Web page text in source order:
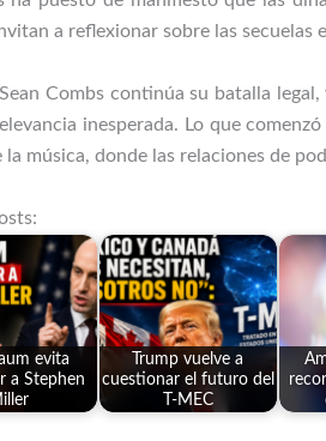
a reflexionar sobre las
Combs continúa su batalla
inesperada. Lo que
la música, donde las relaciones de
evita
a Stephen
Trump vuelve a
cuestionar el futuro del
T-MEC